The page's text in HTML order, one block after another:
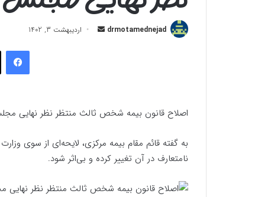
drmotamednejad
ارسال اردیبهشت 3, 1402
اصلاح قانون بیمه شخص ثالث منتظر نظر نهایی
به گفته قائم مقام بیمه مرکزی، لایحه‌ای از سوی
نامتعارف در آن تغییر کرده و بی‌اثر شود‌.